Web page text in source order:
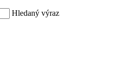
Hledaný výraz